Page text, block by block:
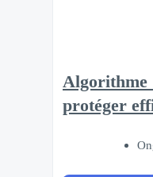
Algorithme
protéger